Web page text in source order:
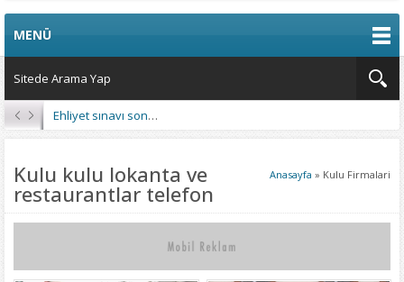
MENÜ
Ehliyet sınavı sonuçları açıklandı
Anasayfa » Kulu Firmalari
Kulu kulu lokanta ve
restaurantlar telefon